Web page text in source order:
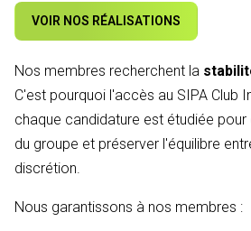
VOIR NOS RÉALISATIONS
Nos membres recherchent la
C'est pourquoi l'accès au SIPA Club
chaque candidature est étudiée
du groupe et préserver l'équilibre
discrétion.
Nous garantissons à nos membres :